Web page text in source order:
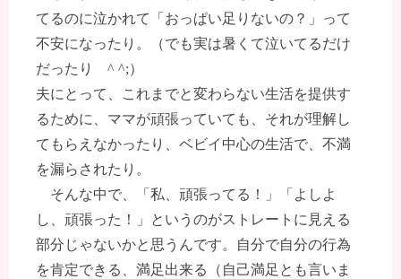
てるのに泣かれて「おっぱい足りないの？」って
不安になったり。（でも実は暑くて泣いてるだけ
だったり ^ ^;）
夫にとって、これまでと変わらない生活を提供す
るために、ママが頑張っていても、それが理解し
てもらえなかったり、ベビイ中心の生活で、不満
を漏らされたり。
そんな中で、「私、頑張ってる！」「よしよ
し、頑張った！」というのがストレートに見える
部分じゃないかと思うんです。自分で自分の行為
を肯定できる、満足出来る（自己満足とも言いま